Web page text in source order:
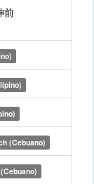
前
(Cebuano)